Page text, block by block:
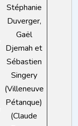
Stéphanie
Duverger,
Gaël
Djemah et
Sébastien
Singery
(Villeneuve
Pétanque)
(Claude